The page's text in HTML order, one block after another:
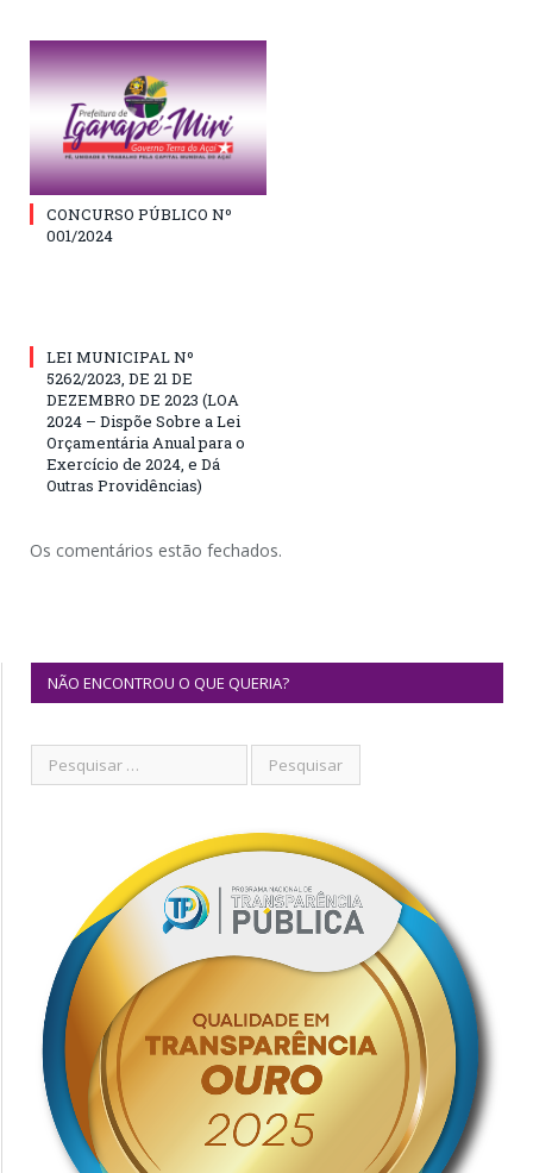
CONCURSO PÚBLICO Nº
001/2024
LEI MUNICIPAL Nº
5262/2023, DE 21 DE
DEZEMBRO DE 2023 (LOA
2024 – Dispõe Sobre a Lei
Orçamentária Anual para o
Exercício de 2024, e Dá
Outras Providências)
Os comentários estão fechados.
NÃO ENCONTROU O QUE QUERIA?